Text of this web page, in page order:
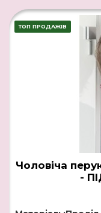
ТОП ПРОДАЖІВ
Чоловіча
-